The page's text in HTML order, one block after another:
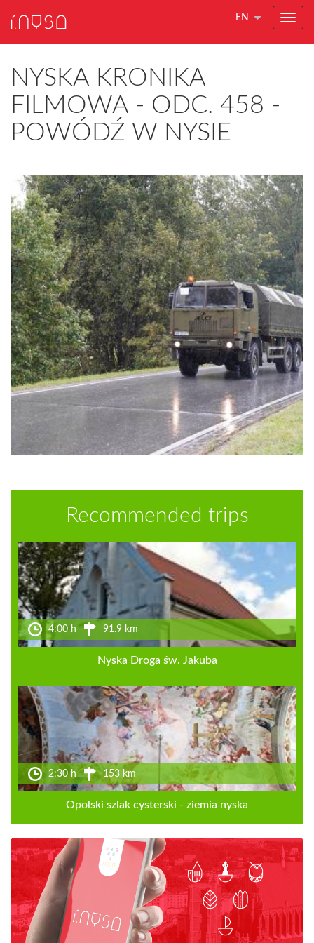
EN
NYSKA KRONIKA
FILMOWA - ODC. 458 -
POWÓDŹ W NYSIE
Recommended trips
4:00 h 91.9 km
Nyska Droga św. Jakuba
2:30 h 153 km
Opolski szlak cysterski - ziemia nyska